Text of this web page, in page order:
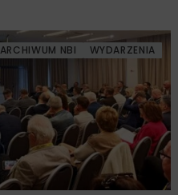
ARCHIWUM NBI WYDARZENIA